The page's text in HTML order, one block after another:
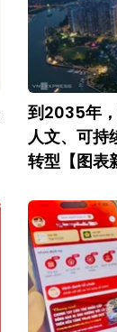
到2035年，
人文、可持
转型【图表